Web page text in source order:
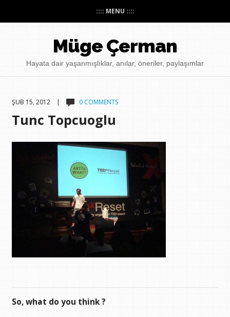
:::: MENU ::::
Müge Çerman
Hayata dair yaşanmışlıklar, anılar, öneriler, paylaşımlar
ŞUB 15, 2012 | 0 COMMENTS
Tunc Topcuoglu
So, what do you think ?